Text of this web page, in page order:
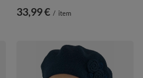
33,99 € / item